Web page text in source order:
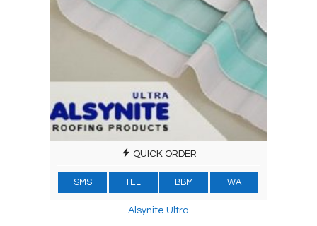
QUICK ORDER
SMS TEL BBM WA
Alsynite Ultra